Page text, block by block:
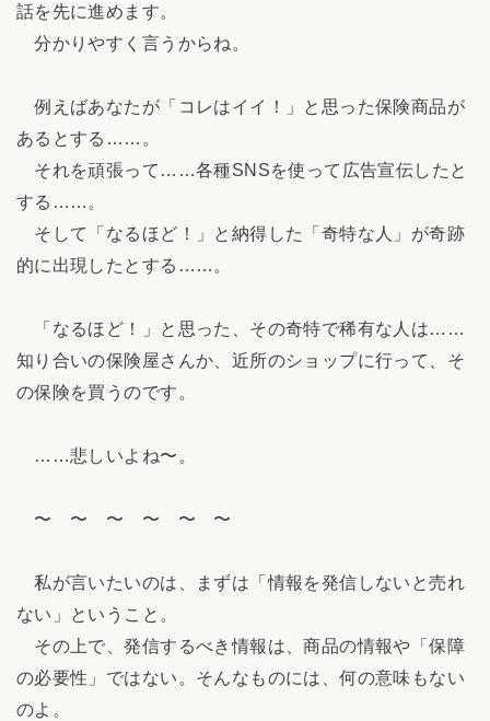
話を先に進めます。
分かりやすく言うからね。
例えばあなたが「コレはイイ！」と思った保険商品が
あるとする……。
それを頑張って……各種SNSを使って広告宣伝したと
する……。
そして「なるほど！」と納得した「奇特な人」が奇跡
的に出現したとする……。
「なるほど！」と思った、その奇特で稀有な人は……
知り合いの保険屋さんか、近所のショップに行って、そ
の保険を買うのです。
……悲しいよね〜。
〜 〜 〜 〜 〜 〜
私が言いたいのは、まずは「情報を発信しないと売れ
ない」ということ。
その上で、発信するべき情報は、商品の情報や「保障
の必要性」ではない。そんなものには、何の意味もない
のよ。